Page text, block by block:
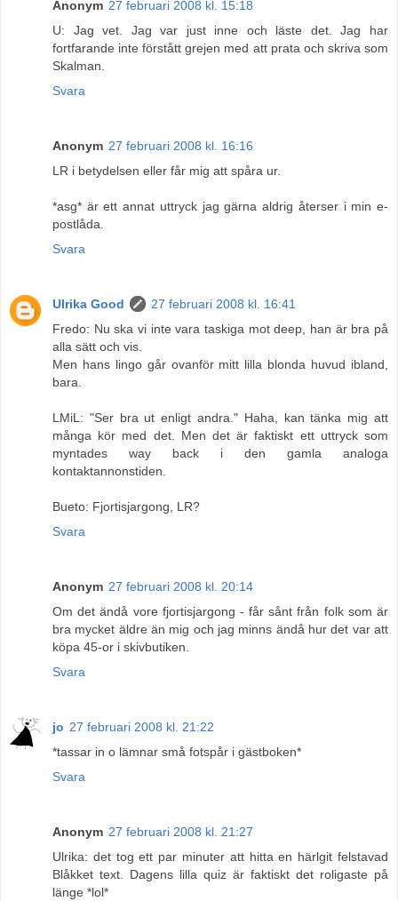
Anonym 27 februari 2008 kl. 15:18
U: Jag vet. Jag var just inne och läste det. Jag har
fortfarande inte förstått grejen med att prata och skriva som
Skalman.
Svara
Anonym 27 februari 2008 kl. 16:16
LR i betydelsen eller får mig att spåra ur.
*asg* är ett annat uttryck jag gärna aldrig återser i min e-
postlåda.
Svara
Ulrika Good
27 februari 2008 kl. 16:41
Fredo: Nu ska vi inte vara taskiga mot deep, han är bra på
alla sätt och vis.
Men hans lingo går ovanför mitt lilla blonda huvud ibland,
bara.
LMiL: "Ser bra ut enligt andra." Haha, kan tänka mig att
många kör med det. Men det är faktiskt ett uttryck som
myntades way back i den gamla analoga
kontaktannonstiden.
Bueto: Fjortisjargong, LR?
Svara
Anonym 27 februari 2008 kl. 20:14
Om det ändå vore fjortisjargong - får sånt från folk som är
bra mycket äldre än mig och jag minns ändå hur det var att
köpa 45-or i skivbutiken.
Svara
jo 27 februari 2008 kl. 21:22
*tassar in o lämnar små fotspår i gästboken*
Svara
Anonym 27 februari 2008 kl. 21:27
Ulrika: det tog ett par minuter att hitta en härlgit felstavad
Blåkket text. Dagens lilla quiz är faktiskt det roligaste på
länge *lol*